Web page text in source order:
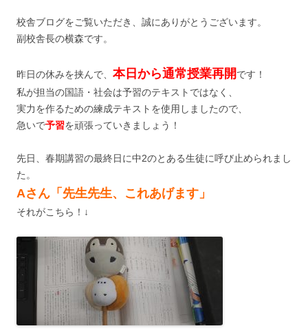
校舎ブログをご覧いただき、誠にありがとうございます。
副校舎長の横森です。
昨日の休みを挟んで、 本日から通常授業再開です！
私が担当の国語・社会は予習のテキストではなく、
実力を作るための練成テキストを使用しましたので、
急いで予習を頑張っていきましょう！
先日、春期講習の最終日に中2のとある生徒に呼び止められまし
た。
Aさん「先生先生、これあげます」
それがこちら！↓